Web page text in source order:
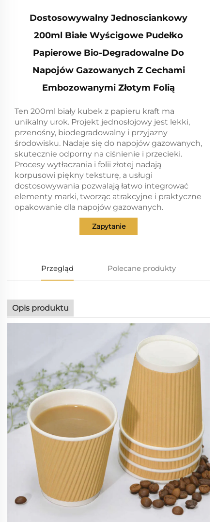
Dostosowywalny Jednosciankowy
200ml Białe Wyścigowe Pudełko
Papierowe Bio-Degradowalne Do
Napojów Gazowanych Z Cechami
Embozowanymi Złotym Folią
Ten 200ml biały kubek z papieru kraft ma
unikalny urok. Projekt jednosłojowy jest lekki,
przenośny, biodegradowalny i przyjazny
środowisku. Nadaje się do napojów gazowanych,
skutecznie odporny na ciśnienie i przecieki.
Procesy wytłaczania i folii złotej nadają
korpusowi piękny teksturę, a usługi
dostosowywania pozwalają łatwo integrować
elementy marki, tworząc atrakcyjne i praktyczne
opakowanie dla napojów gazowanych.
Zapytanie
Przegląd Polecane produkty
Opis produktu